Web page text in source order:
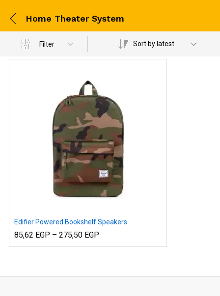
Home Theater System
Filter Sort by latest
Edifier Powered Bookshelf Speakers
85,62 EGP – 275,50 EGPPrice
85,62 EGP